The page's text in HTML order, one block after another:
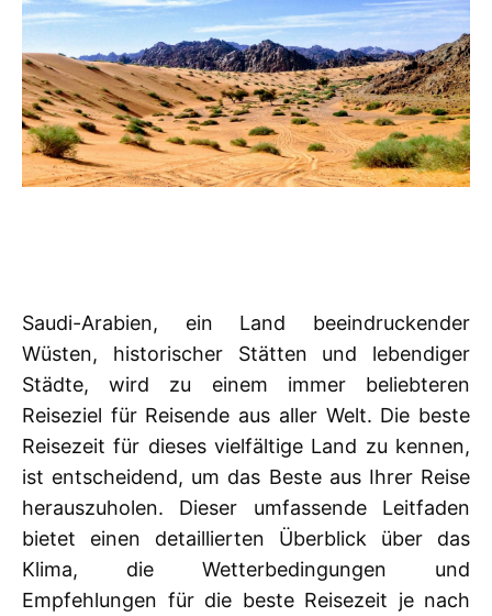
Saudi-Arabien, ein Land beeindruckender
Wüsten, historischer Stätten und lebendiger
Städte, wird zu einem immer beliebteren
Reiseziel für Reisende aus aller Welt. Die beste
Reisezeit für dieses vielfältige Land zu kennen,
ist entscheidend, um das Beste aus Ihrer Reise
herauszuholen. Dieser umfassende Leitfaden
bietet einen detaillierten Überblick über das
Klima, die Wetterbedingungen und
Empfehlungen für die beste Reisezeit je nach